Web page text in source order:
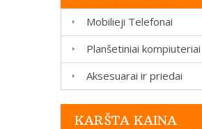
Mobilieji Telefonai
Planšetiniai kompiuteriai
Aksesuarai ir priedai
KARŠTA KAINA